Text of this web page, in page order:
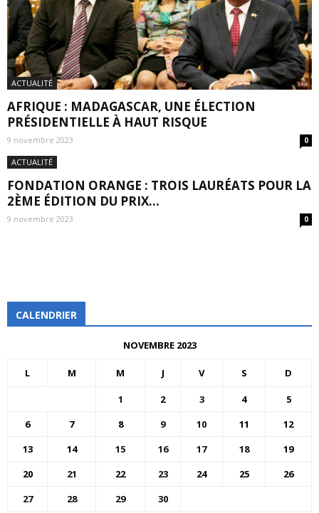
ACTUALITÉ
AFRIQUE : MADAGASCAR, UNE ÉLECTION
PRÉSIDENTIELLE À HAUT RISQUE
9 novembre 2023 0
ACTUALITÉ
FONDATION ORANGE : TROIS LAURÉATS POUR LA
2ÈME ÉDITION DU PRIX...
9 novembre 2023 0
CALENDRIER
NOVEMBRE 2023
L M M J V S D
1 2 3 4
5
6
7 8 9 10 11
12
13
14 15 16 17 18
19
20
21 22 23 24 25
26
27
28 29
30